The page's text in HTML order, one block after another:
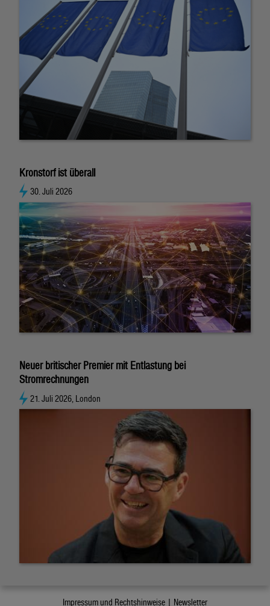
Kronstorf ist überall
30. Juli 2026
Neuer britischer Premier mit Entlastung bei
Stromrechnungen
21. Juli 2026, London
Impressum und Rechtshinweise | Newsletter